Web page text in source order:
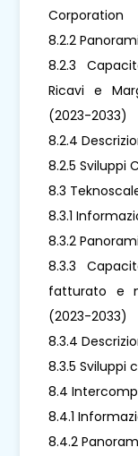
Corporation
8.2.2
8.2.3
Ricavi e
(2023-2033)
8.2.4
8.2.5 Sviluppi
8.3
8.3.1
8.3.2
8.3.3
fatturato e
(2023-2033)
8.3.4
8.3.5 Sviluppi
8.4 Intercomp
8.4.1
8.4.2